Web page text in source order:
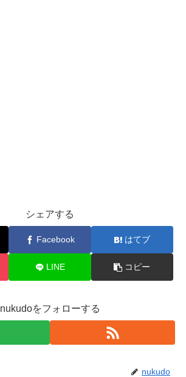
シェアする
Facebook はてブ
LINE コピー
nukudoをフォローする
nukudo